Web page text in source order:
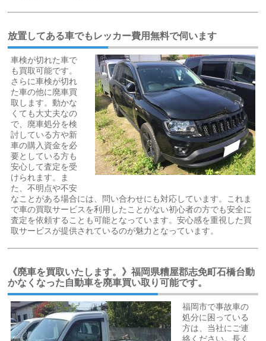
放置してある車でもレッカー費用無料で伺います
車検が切れた車で
も買取可能です。
さらに車検が切れ
た車の他に廃車買
取します。動かな
くても大丈夫なの
で、廃車処分を検
討している方や新
車の購入資金を必
要としている方も
安心して査定を受
けられます。ま
た、不明点や不安
なことがある場合には、問い合わせにも対応しています。これま
で車の買取サービスを利用したことがない初心者の方でも安全に
査定を依頼することも可能となっています。安心感を重視した買
取サービスが提供されているのが魅力となっています。
《廃車を買取いたします。》福岡県糟屋郡志免町石橋台動
かなくなった自動車を廃車買い取り可能です。
福岡市で事故車の
処分に困っている
方は、当社にご連
絡ください。長く